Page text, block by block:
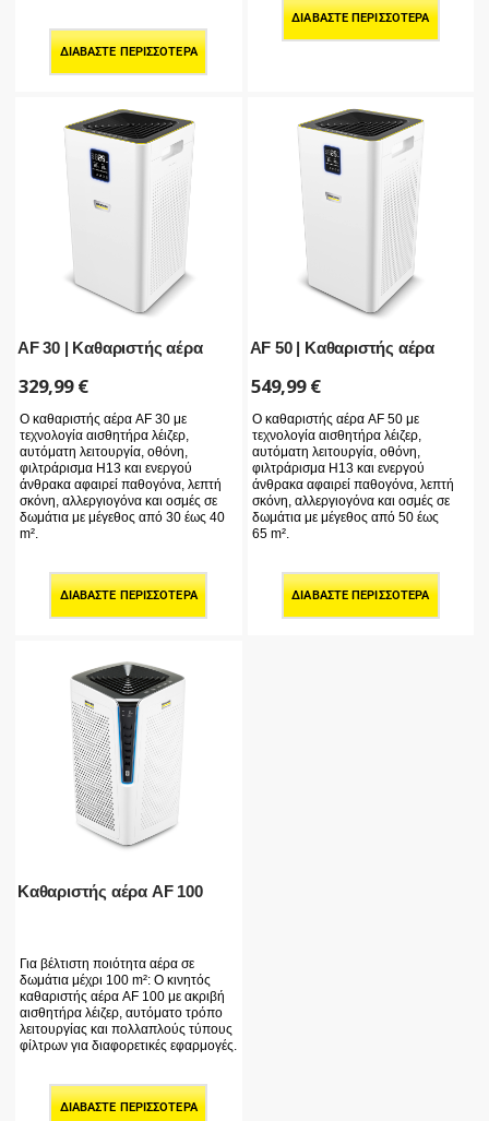
ΔΙΑΒΆΣΤΕ ΠΕΡΙΣΣΌΤΕΡΑ
ΔΙΑΒΆΣΤΕ ΠΕΡΙΣΣΌΤΕΡΑ
AF 30 | Καθαριστής αέρα
329,99€
Ο καθαριστής αέρα AF 30 με
τεχνολογία αισθητήρα λέιζερ,
αυτόματη λειτουργία, οθόνη,
φιλτράρισμα H13 και ενεργού
άνθρακα αφαιρεί παθογόνα, λεπτή
σκόνη, αλλεργιογόνα και οσμές σε
δωμάτια με μέγεθος από 30 έως 40
m².
ΔΙΑΒΆΣΤΕ ΠΕΡΙΣΣΌΤΕΡΑ
AF 50 | Καθαριστής αέρα
549,99€
Ο καθαριστής αέρα AF 50 με
τεχνολογία αισθητήρα λέιζερ,
αυτόματη λειτουργία, οθόνη,
φιλτράρισμα H13 και ενεργού
άνθρακα αφαιρεί παθογόνα, λεπτή
σκόνη, αλλεργιογόνα και οσμές σε
δωμάτια με μέγεθος από 50 έως
65 m².
ΔΙΑΒΆΣΤΕ ΠΕΡΙΣΣΌΤΕΡΑ
Καθαριστής αέρα AF 100
Για βέλτιστη ποιότητα αέρα σε
δωμάτια μέχρι 100 m²: Ο κινητός
καθαριστής αέρα AF 100 με ακριβή
αισθητήρα λέιζερ, αυτόματο τρόπο
λειτουργίας και πολλαπλούς τύπους
φίλτρων για διαφορετικές εφαρμογές.
ΔΙΑΒΆΣΤΕ ΠΕΡΙΣΣΌΤΕΡΑ